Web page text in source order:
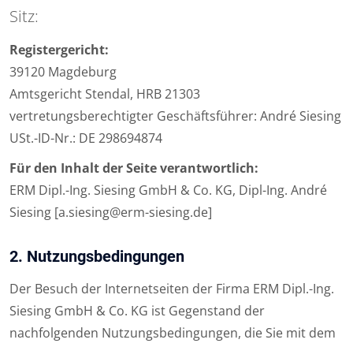
Sitz:
Registergericht:
39120 Magdeburg
Amtsgericht Stendal, HRB 21303
vertretungsberechtigter Geschäftsführer: André Siesing
USt.-ID-Nr.: DE 298694874
Für den Inhalt der Seite verantwortlich:
ERM Dipl.-Ing. Siesing GmbH & Co. KG, Dipl-Ing. André
Siesing [a.siesing@erm-siesing.de]
2. Nutzungsbedingungen
Der Besuch der Internetseiten der Firma ERM Dipl.-Ing.
Siesing GmbH & Co. KG ist Gegenstand der
nachfolgenden Nutzungsbedingungen, die Sie mit dem